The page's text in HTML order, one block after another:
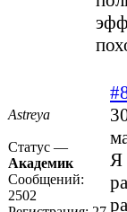
Astreya
Статус —
Академик
Сообщений:
2502
Я